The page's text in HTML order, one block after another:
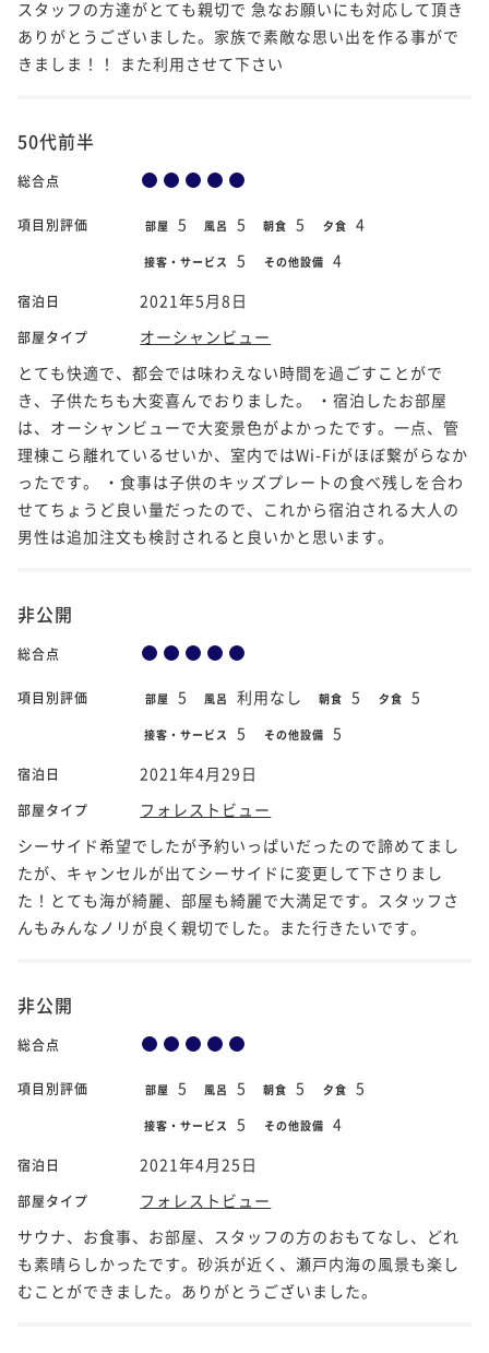
スタッフの方達がとても親切で 急なお願いにも対応して頂き
ありがとうございました。家族で素敵な思い出を作る事がで
きましま！！ また利用させて下さい
50代前半
総合点
項目別評価 部屋 5 風呂 5 朝食 5 夕食 4
接客・サービス 5 その他設備 4
宿泊日 2021年5月8日
部屋タイプ
オーシャンビュー
とても快適で、都会では味わえない時間を過ごすことがで
き、子供たちも大変喜んでおりました。 ・宿泊したお部屋
は、オーシャンビューで大変景色がよかったです。一点、管
理棟こら離れているせいか、室内ではWi-Fiがほぼ繋がらなか
ったです。 ・食事は子供のキッズプレートの食べ残しを合わ
せてちょうど良い量だったので、これから宿泊される大人の
男性は追加注文も検討されると良いかと思います。
非公開
総合点
項目別評価 部屋 5 風呂 利用なし 朝食 5 夕食 5
接客・サービス 5 その他設備 5
宿泊日 2021年4月29日
部屋タイプ
フォレストビュー
シーサイド希望でしたが予約いっぱいだったので諦めてまし
たが、キャンセルが出てシーサイドに変更して下さりまし
た！とても海が綺麗、部屋も綺麗で大満足です。スタッフさ
んもみんなノリが良く親切でした。また行きたいです。
非公開
総合点
項目別評価 部屋 5 風呂 5 朝食 5 夕食 5
接客・サービス 5 その他設備 4
宿泊日 2021年4月25日
部屋タイプ
フォレストビュー
サウナ、お食事、お部屋、スタッフの方のおもてなし、どれ
も素晴らしかったです。砂浜が近く、瀬戸内海の風景も楽し
むことができました。ありがとうございました。